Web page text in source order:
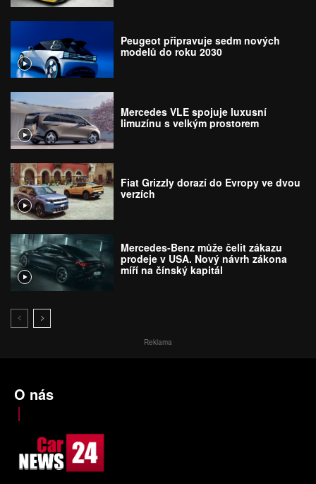
Peugeot připravuje sedm nových
modelů do roku 2030
Mercedes VLE spojuje luxusní
limuzínu s velkým prostorem
Fiat Grizzly dorazí do Evropy ve dvou
verzích
Mercedes-Benz může čelit zákazu
prodeje v USA. Nový návrh zákona
míří na čínský kapitál
Reklama
O nás